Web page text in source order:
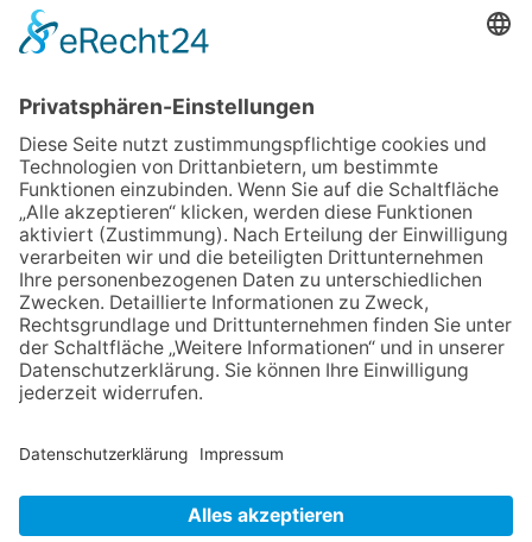
06.08.2026
Baustellenführung führt auch in
die Zukunft der Stadt
Königstein
06.08.2026
Klinikforum zum Thema
Karpaltunnelsyndrom
30.07.2026
Ganz Niederhöchstadt wird zur
Festmeile
06.08.2026
Gewinnspiel zum Start ins
Schuljahr
NACH OBEN